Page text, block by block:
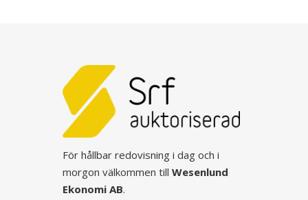
För hållbar redovisning i dag och i
morgon välkommen tillWesenlund
Ekonomi AB.